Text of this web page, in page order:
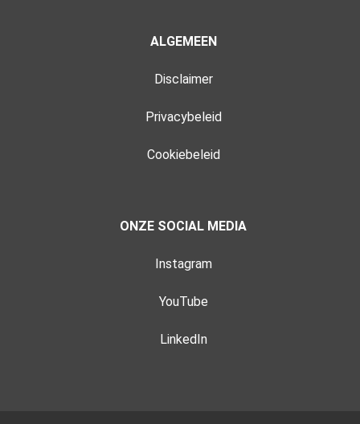
ALGEMEEN
Disclaimer
Privacybeleid
Cookiebeleid
ONZE SOCIAL MEDIA
Instagram
YouTube
LinkedIn